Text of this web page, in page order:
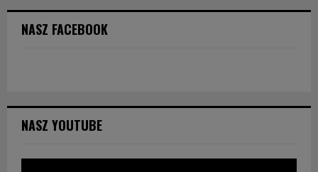
NASZ FACEBOOK
NASZ YOUTUBE